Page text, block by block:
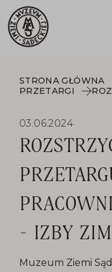
STRONA GŁÓWNA
PRZETARGI
03.06.2024
- IZBY
Muzeum Ziemi